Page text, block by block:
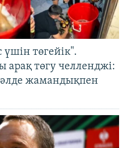
үшін төгейік".
арақ төгу челленджі:
жамандықпен